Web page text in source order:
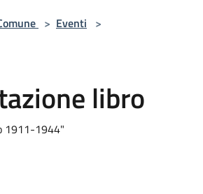
> Eventi >
libro
1911-1944"